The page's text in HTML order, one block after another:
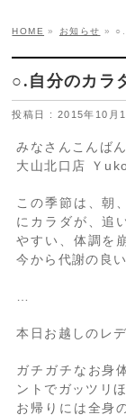
HOME » お知らせ » ○.
○.自分のカラ
投稿日 : 2015年10月
みなさんこんばん
大山北口店 Ｙ
この季節は、朝
にカラダが、追
やすい、体調を
今から代謝の良
本日お越しのレ
ガチガチなお身
ントでガッツリ
お帰りには全身